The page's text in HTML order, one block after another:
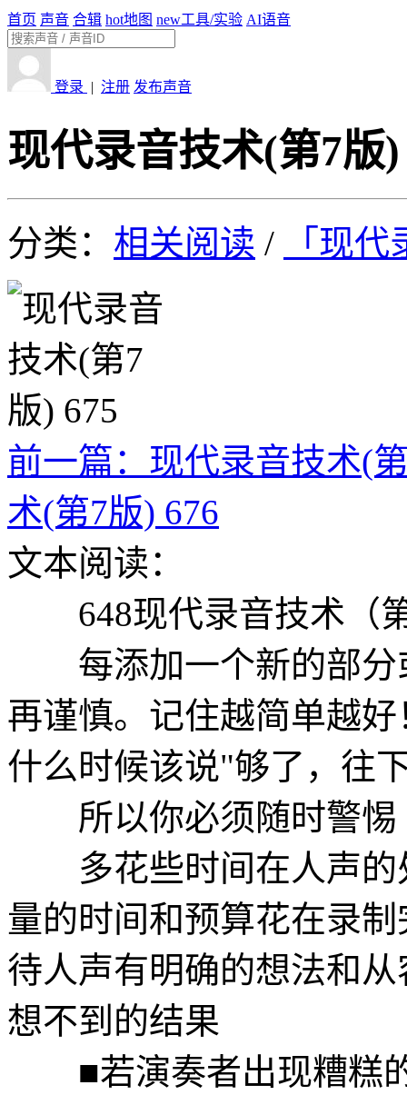
首页 声音 合辑 hot地图 new工具/实验 AI语音
登录 | 注册 发布声音
现代录音技术(第7版)
分类： 相关阅读 / 「现
前一篇：现代录音技术(
术(第7版) 676
文本阅读：
648现代录音技术（
每添加一个新的部分
再谨慎。记住越简单越
什么时候该说"够了，往
所以你必须随时警惕
多花些时间在人声的
量的时间和预算花在录
待人声有明确的想法和
想不到的结果
■若演奏者出现糟糕的